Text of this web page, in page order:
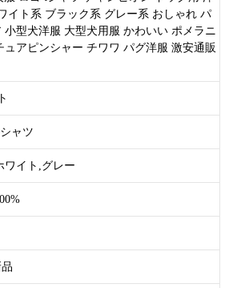
イト系 ブラック系 グレー系 おしゃれ パ
小型犬洋服 大型犬用服 かわいい ポメラニ
ュアピンシャー チワワ パグ洋服 激安通販
ャツ
ワイト,グレー